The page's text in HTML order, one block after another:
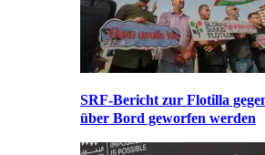
SRF-Bericht zur Flotilla
über Bord geworfen werden